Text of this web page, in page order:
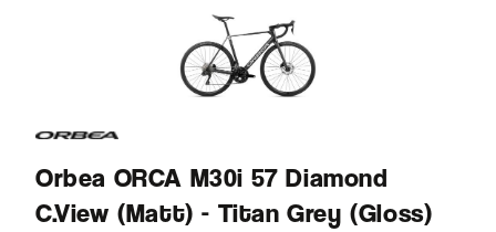
Orbea ORCA M30i 57 Diamond
C.View (Matt) - Titan Grey (Gloss)